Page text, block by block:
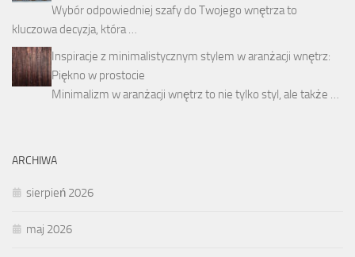
Wybór odpowiedniej szafy do Twojego wnętrza to
kluczowa decyzja, która …
Inspiracje z minimalistycznym stylem w aranżacji wnętrz:
Piękno w prostocie
Minimalizm w aranżacji wnętrz to nie tylko styl, ale także …
ARCHIWA
sierpień 2026
maj 2026